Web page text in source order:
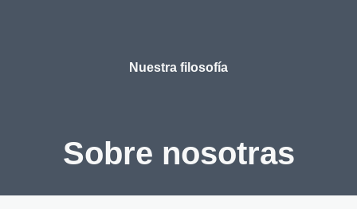
Nuestra filosofía
Sobre nosotras